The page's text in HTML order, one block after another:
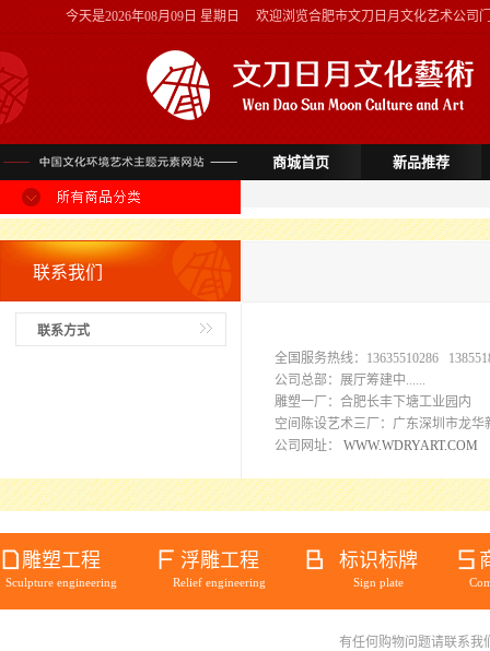
今天是2026年08月09日 星期日 欢迎浏览合肥市文刀日月文化艺术公司
商城首页 新品推荐
联系我们
联系方式
全国服务热线：13635510286
公司总部：展厅筹建中......
雕塑一厂：合肥长丰下塘工业园内
空间陈设艺术三厂：广东深圳市龙
公司网址： WWW.WDRYART.COM
雕塑工程
Sculpture engineering
浮雕工程
Relief engineering
标识标牌
Sign plate
有任何购物问题请联系我